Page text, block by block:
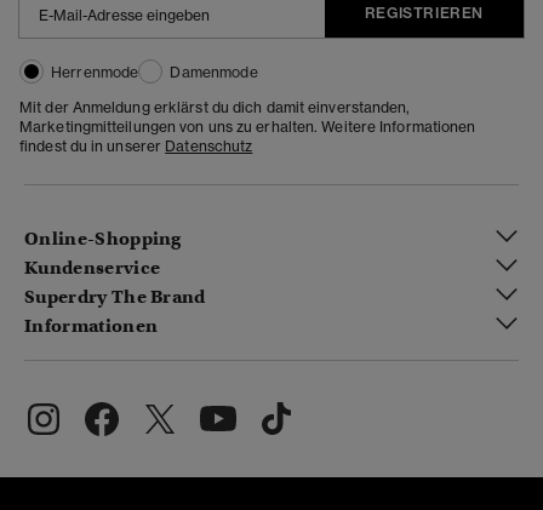
REGISTRIEREN
Herrenmode
Damenmode
Mit der Anmeldung erklärst du dich damit einverstanden,
Marketingmitteilungen von uns zu erhalten. Weitere Informationen
findest du in unserer Datenschutz
Online-Shopping
Kundenservice
Superdry The Brand
Informationen